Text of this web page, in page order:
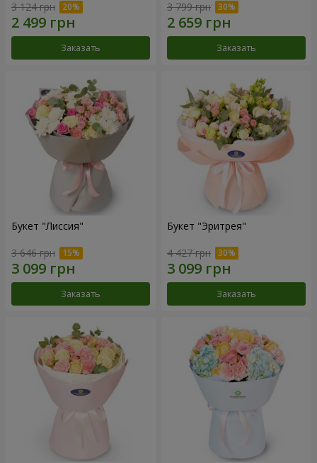
3 124 грн
Заказать
3 799 грн
Заказать
Букет "Лиссия"
3 646 грн
Заказать
Букет "Эритрея"
4 427 грн
Заказать